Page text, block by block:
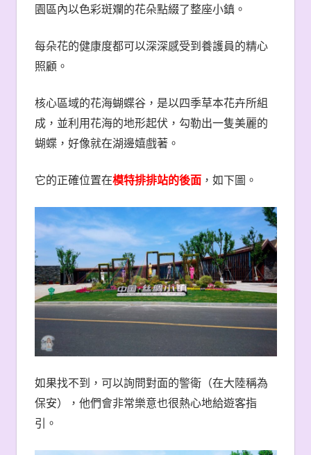
園區內以色彩斑斕的花朵點綴了整座小鎮。
每朵花的健康度都可以深深感受到養護員的精心
照顧。
核心區域的花海蝴蝶谷，是以四季草本花卉所組
成，並利用花海的地形起伏，勾勒出一隻美麗的
蝴蝶，好像就在湖邊嬉戲著。
它的正確位置在模特排排站的後面，如下圖。
如果找不到，可以詢問對面的警衛（在大陸稱為
保安），他們會非常樂意也很熱心地給遊客指
引。